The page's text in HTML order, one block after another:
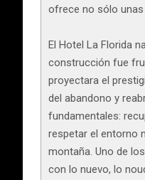
ofrece no sólo unas
El Hotel La Florida
construcción fue
proyectara el
del abandono y
fundamentales:
respetar el entorno
montaña. Uno de
con lo nuevo, lo